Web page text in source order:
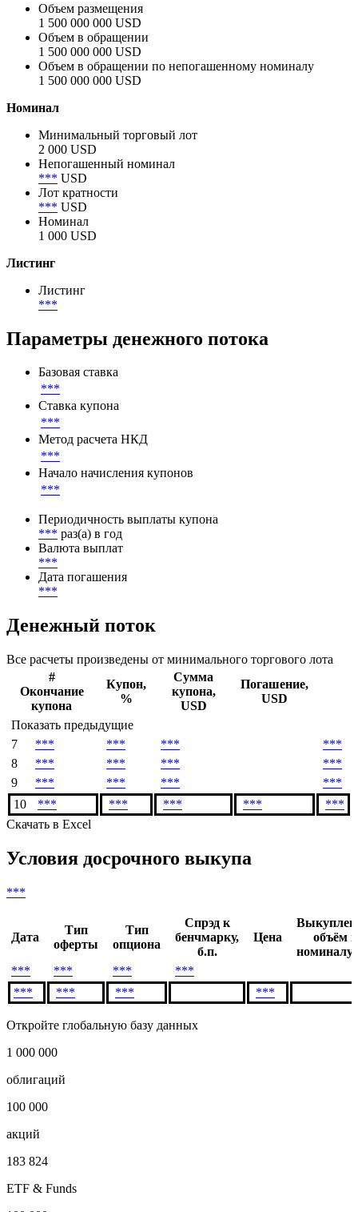
Объем размещения
1 500 000 000 USD
Объем в обращении
1 500 000 000 USD
Объем в обращении по непогашенному номиналу
1 500 000 000 USD
Номинал
Минимальный торговый лот
2 000 USD
Непогашенный номинал
*** USD
Лот кратности
*** USD
Номинал
1 000 USD
Листинг
Листинг
***
Параметры денежного потока
Базовая ставка
***
Ставка купона
***
Метод расчета НКД
***
Начало начисления купонов
***
Периодичность выплаты купона
*** раз(а) в год
Валюта выплат
***
Дата погашения
***
Денежный поток
Все расчеты произведены от минимального торгового лота
#
Окончание
купона
Купон,
%
Сумма
купона,
USD
Погашение,
USD
Показать предыдущие
7
*** *** ***
***
8
*** *** ***
***
9
*** *** ***
***
10
*** *** *** ***
***
Скачать в Excel
Условия досрочного выкупа
***
Дата
Тип
оферты
Тип
опциона
Спрэд к
бенчмарку,
б.п.
Цена
объём
***
*** ***
***
***
*** *** ***
Откройте глобальную базу данных
1 000 000
облигаций
100 000
акций
183 824
ETF & Funds